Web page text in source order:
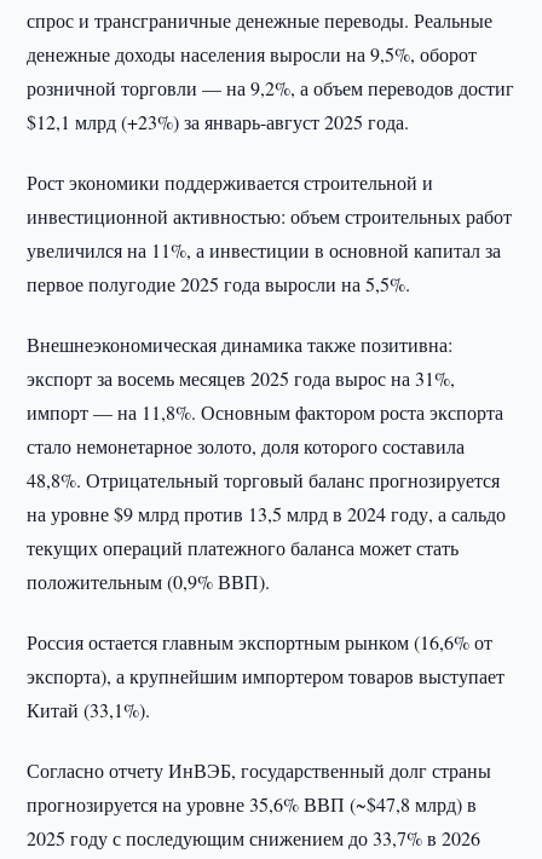
спрос и трансграничные денежные переводы. Реальные
денежные доходы населения выросли на 9,5%, оборот
розничной торговли — на 9,2%, а объем переводов достиг
$12,1 млрд (+23%) за январь-август 2025 года.
Рост экономики поддерживается строительной и
инвестиционной активностью: объем строительных работ
увеличился на 11%, а инвестиции в основной капитал за
первое полугодие 2025 года выросли на 5,5%.
Внешнеэкономическая динамика также позитивна:
экспорт за восемь месяцев 2025 года вырос на 31%,
импорт — на 11,8%. Основным фактором роста экспорта
стало немонетарное золото, доля которого составила
48,8%. Отрицательный торговый баланс прогнозируется
на уровне $9 млрд против 13,5 млрд в 2024 году, а сальдо
текущих операций платежного баланса может стать
положительным (0,9% ВВП).
Россия остается главным экспортным рынком (16,6% от
экспорта), а крупнейшим импортером товаров выступает
Китай (33,1%).
Согласно отчету ИнВЭБ, государственный долг страны
прогнозируется на уровне 35,6% ВВП (~$47,8 млрд) в
2025 году с последующим снижением до 33,7% в 2026